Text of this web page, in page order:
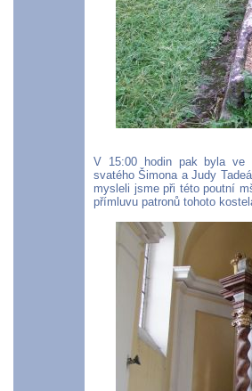
V 15:00 hodin pak byla ve
svatého Šimona a Judy
mysleli jsme při této poutní
přímluvu patronů tohoto